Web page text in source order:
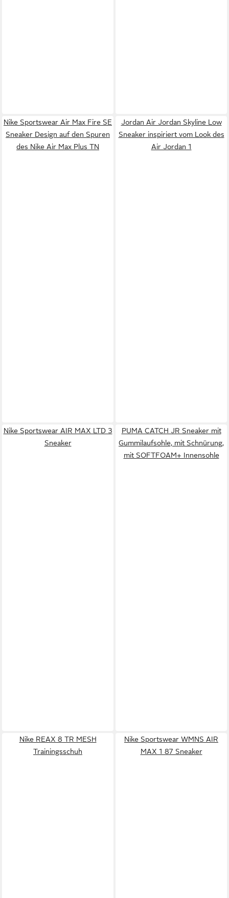
Nike Sportswear Air Max Fire SE
Sneaker Design auf den Spuren
des Nike Air Max Plus TN
Jordan Air Jordan Skyline Low
Sneaker inspiriert vom Look des
Air Jordan 1
Nike Sportswear AIR MAX LTD 3
Sneaker
PUMA CATCH JR Sneaker mit
Gummilaufsohle, mit Schnürung,
mit SOFTFOAM+ Innensohle
Nike REAX 8 TR MESH
Trainingsschuh
Nike Sportswear WMNS AIR
MAX 1 87 Sneaker